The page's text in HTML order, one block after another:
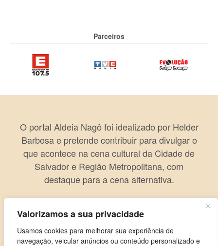
Valorizamos a sua privacidade
Usamos cookies para melhorar sua experiência de
navegação, veicular anúncios ou conteúdo personalizado e
Parceiros
O portal Aldeia Nagô foi idealizado por Helder
Barbosa e pretende contribuir para divulgar o
que acontece na cena cultural da Cidade de
Salvador e Região Metropolitana, com
destaque para a cena alternativa.